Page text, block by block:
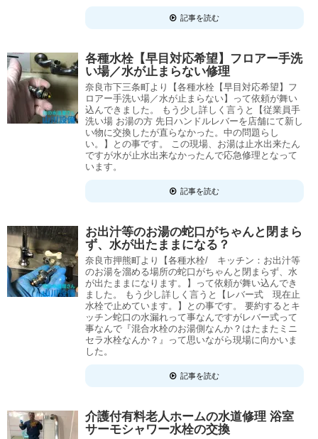
記事を読む
各種水栓【早目対応希望】フロアー手洗
い場／水が止まらない修理
奈良市下三条町より【各種水栓【早目対応希望】フ
ロアー手洗い場／水が止まらない】って依頼が舞い
込んできました。 もう少し詳しく言うと【従業員手
洗い場 お湯の方 先日ハンドルレバーを店舗にて新し
い物に交換したが直らなかった。中の問題らし
い。】との事です。 この現場、お湯は止水出来たん
ですが水が止水出来なかったんで応急修理となって
います。
記事を読む
お出汁等のお湯の蛇口がちゃんと閉まら
ず、水が出たままになる？
奈良市押熊町より【各種水栓/ キッチン：お出汁等
のお湯を溜める場所の蛇口がちゃんと閉まらず、水
が出たままになります。】って依頼が舞い込んでき
ました。 もう少し詳しく言うと【レバー式 現在止
水栓で止めています。】との事です。 要約するとキ
ッチン蛇口の水漏れって事なんですがレバー式って
事なんで『混合水栓のお湯側なんか？はたまたミニ
セラ水栓なんか？』って思いながら現場に向かいま
した。
記事を読む
介護付有料老人ホームの水道修理 浴室
サーモシャワー水栓の交換